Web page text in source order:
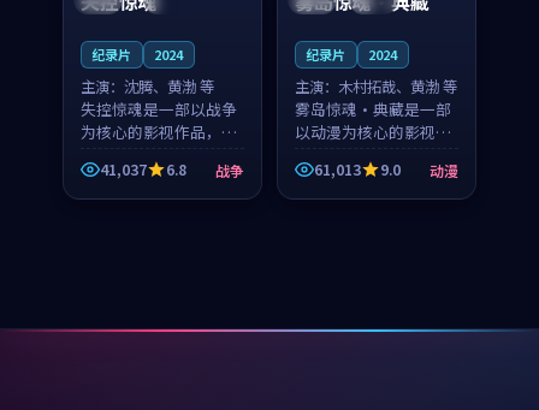
纪录片 2024
主演： 沈腾、黄渤 等
失控惊魂是一部以战争
为核心的影视作品，围
绕危机、反转与人物成
长展开，整体节奏紧
凑，值得推荐观看。
41,037 6.8 战争
纪录片 2024
主演： 木村拓哉、黄渤 等
雾岛惊魂·典藏是一部
以动漫为核心的影视作
品，围绕危机、反转与
人物成长展开，整体节
奏紧凑，值得推荐观
61,013 9.0 动漫